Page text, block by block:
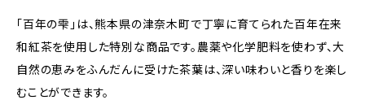
「百年の雫」は、熊本県の津奈木町で丁寧に育てられた百年在来
和紅茶を使用した特別な商品です。農薬や化学肥料を使わず、大
自然の恵みをふんだんに受けた茶葉は、深い味わいと香りを楽し
むことができます。